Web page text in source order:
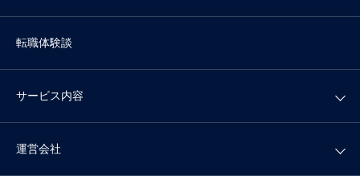
転職体験談
サービス内容
運営会社